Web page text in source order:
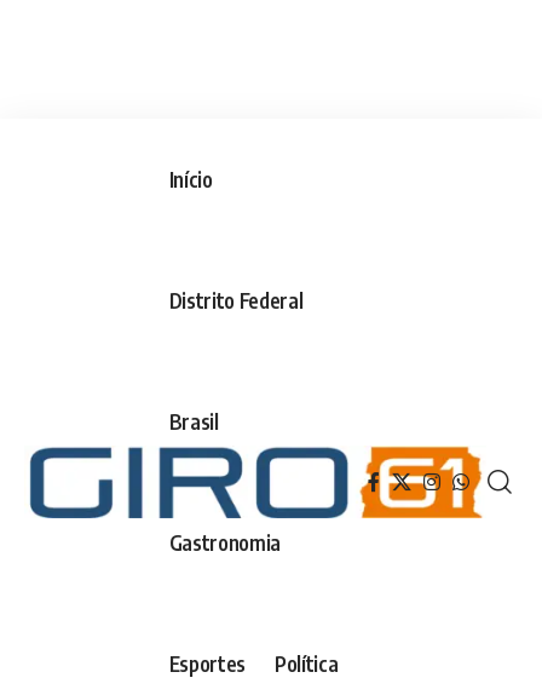
Início
Distrito Federal
Brasil
Gastronomia
Esportes Política